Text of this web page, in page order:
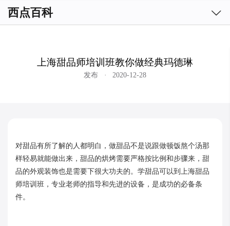
西点百科 
上海甜品师培训班教你做经典玛德琳
发布 · 2020-12-28
对甜品有所了解的人都明白，做甜品不是说跟做顿饭熬个汤那
样轻易就能做出来，甜品的烘烤需要严格按比例和步骤来，甜
品的外观装饰也是需要下很大功夫的。学甜品可以到上海甜品
师培训班，专业老师的指导和先进的设备，是成功的必备条
件。